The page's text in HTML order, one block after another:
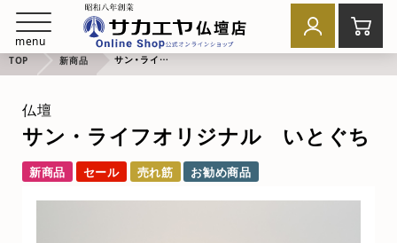
menu
TOP 新商品 サン・ライフオリジナル いとぐち
仏壇
サン・ライフオリジナル いとぐち
新商品 セール 売れ筋 お勧め商品